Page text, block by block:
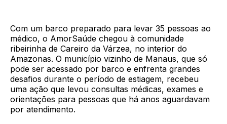
Com um barco preparado para levar 35 pessoas ao
médico, o AmorSaúde chegou à comunidade
ribeirinha de Careiro da Várzea, no interior do
Amazonas. O município vizinho de Manaus, que só
pode ser acessado por barco e enfrenta grandes
desafios durante o período de estiagem, recebeu
uma ação que levou consultas médicas, exames e
orientações para pessoas que há anos aguardavam
por atendimento.